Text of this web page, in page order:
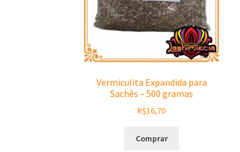
Vermiculita Expandida para
Sachês – 500 gramas
R$16,70
Comprar